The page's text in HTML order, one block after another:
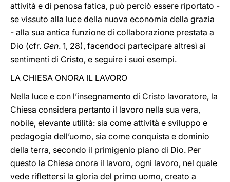
attività e di penosa fatica, può perciò essere riportato -
se vissuto alla luce della nuova economia della grazia
- alla sua antica funzione di collaborazione prestata a
Dio (cfr. Gen. 1, 28), facendoci partecipare altresì ai
sentimenti di Cristo, e seguire i suoi esempi.
LA CHIESA ONORA IL LAVORO
Nella luce e con l’insegnamento di Cristo lavoratore, la
Chiesa considera pertanto il lavoro nella sua vera,
nobile, elevante utilità: sia come attività e sviluppo e
pedagogia dell’uomo, sia come conquista e dominio
della terra, secondo il primigenio piano di Dio. Per
questo la Chiesa onora il lavoro, ogni lavoro, nel quale
vede riflettersi la gloria del primo uomo, creato a